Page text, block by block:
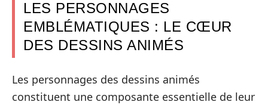
LES PERSONNAGES
EMBLÉMATIQUES : LE CŒUR
DES DESSINS ANIMÉS
Les personnages des dessins animés
constituent une composante essentielle de leur